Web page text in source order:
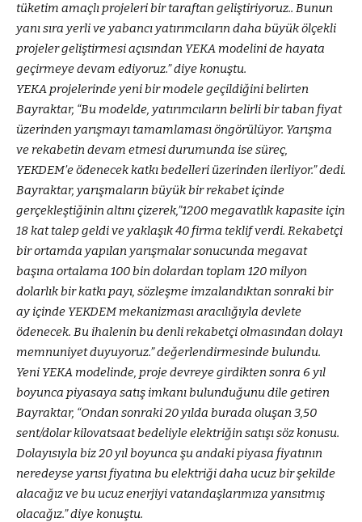
tüketim amaçlı projeleri bir taraftan geliştiriyoruz.. Bunun
yanı sıra yerli ve yabancı yatırımcıların daha büyük ölçekli
projeler geliştirmesi açısından YEKA modelini de hayata
geçirmeye devam ediyoruz.” diye konuştu.
YEKA projelerinde yeni bir modele geçildiğini belirten
Bayraktar, “Bu modelde, yatırımcıların belirli bir taban fiyat
üzerinden yarışmayı tamamlaması öngörülüyor. Yarışma
ve rekabetin devam etmesi durumunda ise süreç,
YEKDEM’e ödenecek katkı bedelleri üzerinden ilerliyor.” dedi.
Bayraktar, yarışmaların büyük bir rekabet içinde
gerçekleştiğinin altını çizerek,”1200 megavatlık kapasite için
18 kat talep geldi ve yaklaşık 40 firma teklif verdi. Rekabetçi
bir ortamda yapılan yarışmalar sonucunda megavat
başına ortalama 100 bin dolardan toplam 120 milyon
dolarlık bir katkı payı, sözleşme imzalandıktan sonraki bir
ay içinde YEKDEM mekanizması aracılığıyla devlete
ödenecek. Bu ihalenin bu denli rekabetçi olmasından dolayı
memnuniyet duyuyoruz.” değerlendirmesinde bulundu.
Yeni YEKA modelinde, proje devreye girdikten sonra 6 yıl
boyunca piyasaya satış imkanı bulunduğunu dile getiren
Bayraktar, “Ondan sonraki 20 yılda burada oluşan 3,50
sent/dolar kilovatsaat bedeliyle elektriğin satışı söz konusu.
Dolayısıyla biz 20 yıl boyunca şu andaki piyasa fiyatının
neredeyse yarısı fiyatına bu elektriği daha ucuz bir şekilde
alacağız ve bu ucuz enerjiyi vatandaşlarımıza yansıtmış
olacağız.” diye konuştu.